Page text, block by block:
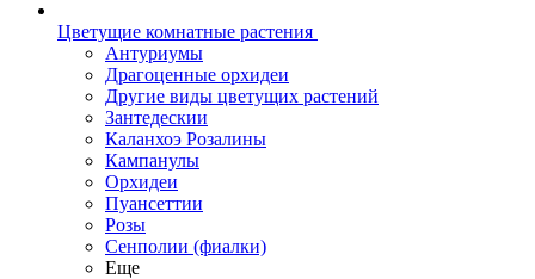
Цветущие комнатные растения
Антуриумы
Драгоценные орхидеи
Другие виды цветущих растений
Зантедескии
Каланхоэ Розалины
Кампанулы
Орхидеи
Пуансеттии
Розы
Сенполии (фиалки)
Еще